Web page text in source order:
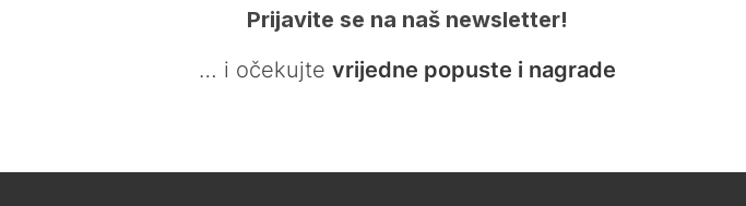
Prijavite se na naš newsletter!
… i očekujte vrijedne popuste i nagrade